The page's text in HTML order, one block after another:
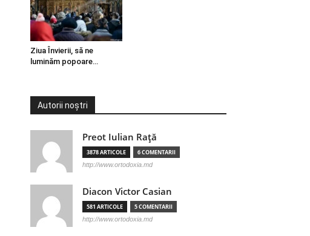
Ziua Învierii, să ne
luminăm popoare…
Autorii noștri
Preot Iulian Raţă
3878 ARTICOLE 6 COMENTARII
http://www.ortodoxia.md
Diacon Victor Casian
581 ARTICOLE 5 COMENTARII
http://www.ortodoxia.md